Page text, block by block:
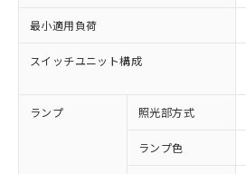
最小適用負荷
スイッチユニット構成
ランプ 照光部方式
ランプ色